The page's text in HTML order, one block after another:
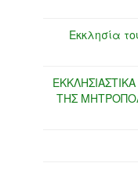
Εκκλησία
ΤΗΣ